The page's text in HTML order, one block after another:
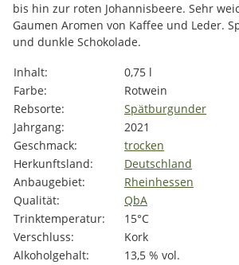
bis hin zur roten Johannisbeere. Sehr
Gaumen Aromen von Kaffee und Leder.
und dunkle Schokolade.
Produkteigenschaft
Wert
Inhalt:
0,75 l
Farbe:
Rotwein
Rebsorte:
Spätburgunder
Jahrgang:
2021
Geschmack:
trocken
Herkunftsland:
Deutschland
Anbaugebiet:
Rheinhessen
Qualität:
QbA
Trinktemperatur:
15°C
Verschluss:
Kork
Alkoholgehalt:
13,5 % vol.